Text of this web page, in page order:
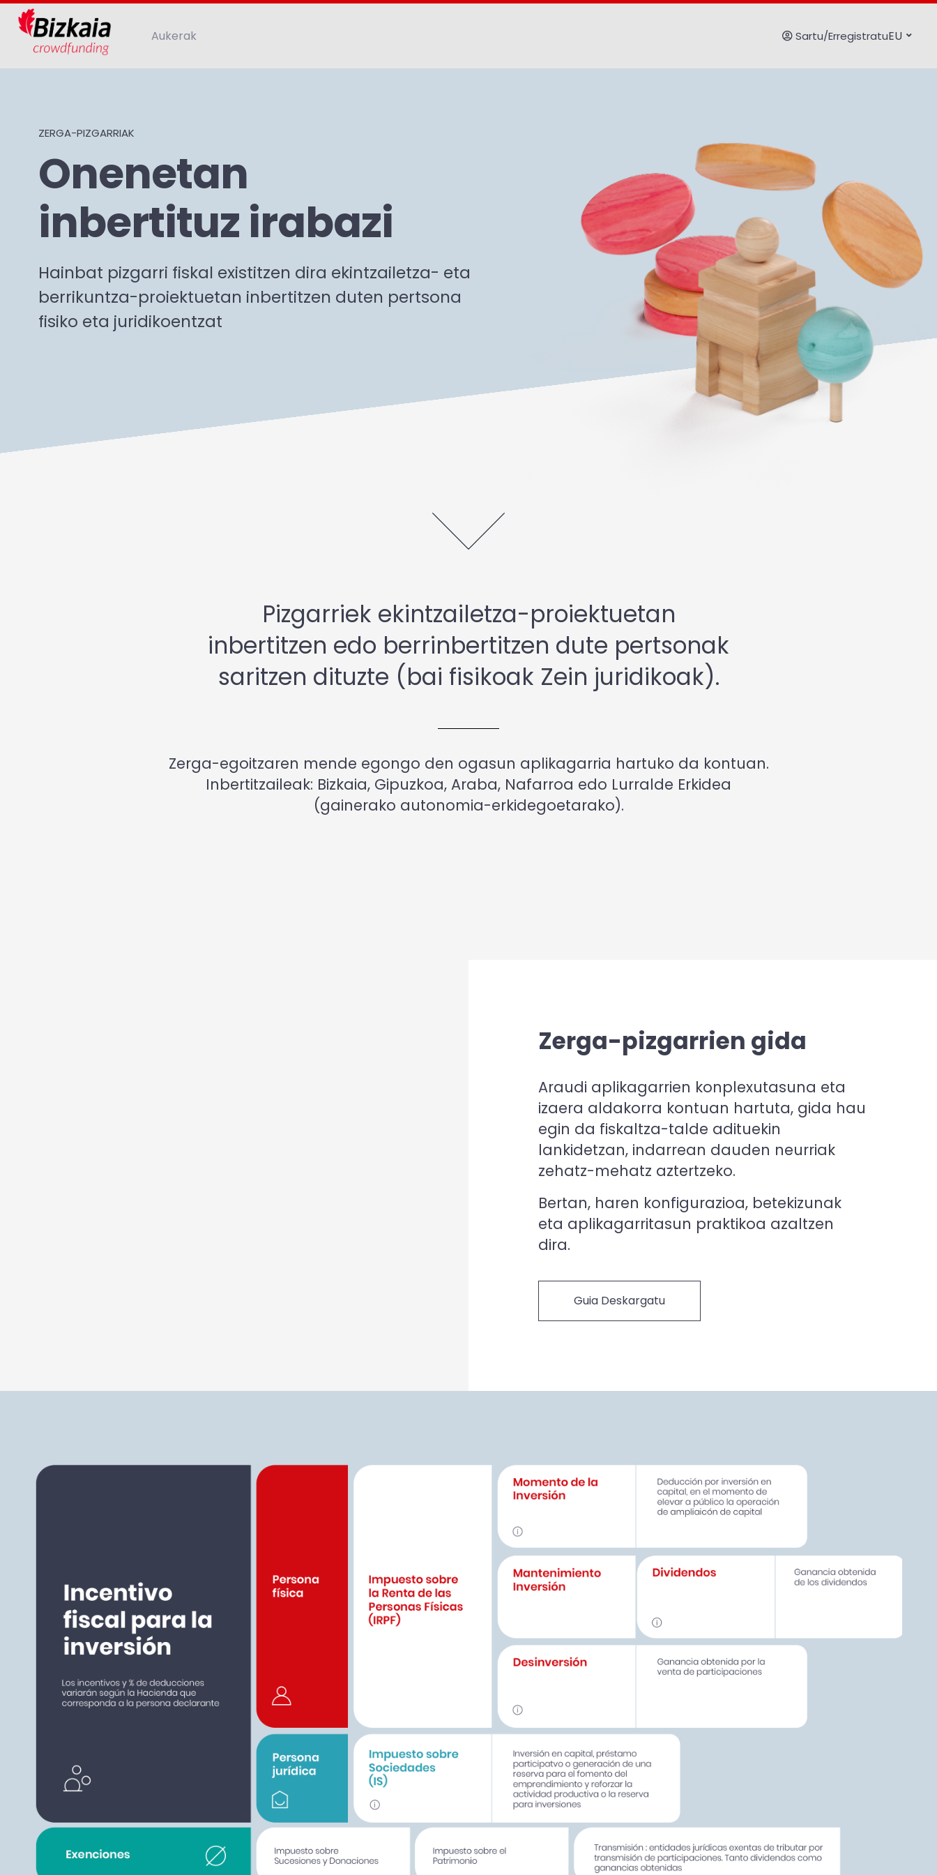
Aukerak Sartu/ErregistratuEU
ZERGA-PIZGARRIAK
Onenetan
inbertituz irabazi
Hainbat pizgarri fiskal existitzen dira ekintzailetza- eta
berrikuntza-proiektuetan inbertitzen duten pertsona
fisiko eta juridikoentzat
Pizgarriek ekintzailetza-proiektuetan
inbertitzen edo berrinbertitzen dute pertsonak
saritzen dituzte (bai fisikoak Zein juridikoak).
Zerga-egoitzaren mende egongo den ogasun aplikagarria hartuko da kontuan.
Inbertitzaileak: Bizkaia, Gipuzkoa, Araba, Nafarroa edo Lurralde Erkidea
(gainerako autonomia-erkidegoetarako).
Zerga-pizgarrien gida
Araudi aplikagarrien konplexutasuna eta
izaera aldakorra kontuan hartuta, gida hau
egin da fiskaltza-talde adituekin
lankidetzan, indarrean dauden neurriak
zehatz-mehatz aztertzeko.
Bertan, haren konfigurazioa, betekizunak
eta aplikagarritasun praktikoa azaltzen
dira.
Guia Deskargatu